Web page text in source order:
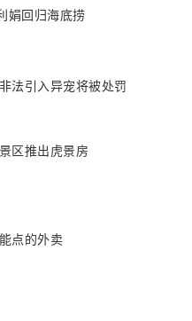
娟回归海底捞
法引入异宠将被处罚
区推出虎景房
点的外卖